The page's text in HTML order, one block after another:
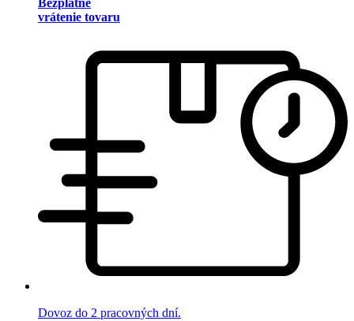
Bezplatné
vrátenie tovaru
Dovoz do 2 pracovných dní.